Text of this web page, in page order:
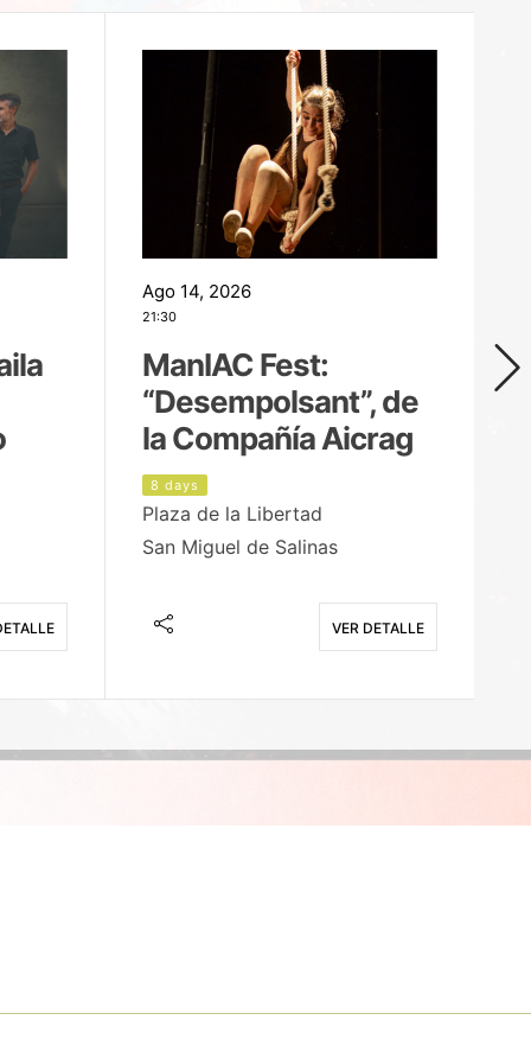
Ago 14, 2026
21:30
ManIAC Fest:
“Desempolsant”, de
la Compañía Aicrag
8 days
Plaza de la Libertad
San Miguel de Salinas
VER DETALLE